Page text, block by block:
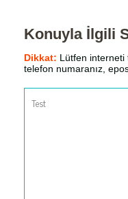
Konuyla İlgili
Dikkat: Lütfen interneti
telefon numaranız,